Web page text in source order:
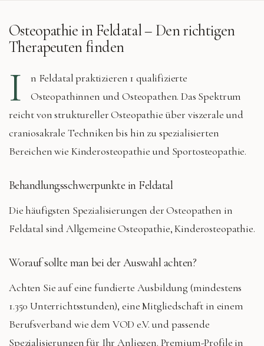
Osteopathie inFeldatal– Den richtigen
Therapeuten finden
I n Feldatalpraktizieren 1 qualifizierte
Osteopathinnen und Osteopathen. Das Spektrum
reicht von struktureller Osteopathie über viszerale und
craniosakrale Techniken bis hin zu spezialisierten
Bereichen wie Kinderosteopathie und Sportosteopathie.
Behandlungsschwerpunkte in Feldatal
Die häufigsten Spezialisierungen der Osteopathen in
Feldatal sindAllgemeine Osteopathie, Kinderosteopathie.
Worauf sollte man bei der Auswahl achten?
Achten Sie auf eine fundierte Ausbildung (mindestens
1.350 Unterrichtsstunden), eine Mitgliedschaft in einem
Berufsverband wie dem VOD e.V. und passende
Spezialisierungen für Ihr Anliegen. Premium-Profile in